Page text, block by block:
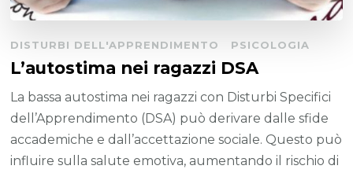
DISTURBI DELL'APPRENDIMENTO PSICOLOGIA
L’autostima nei ragazzi DSA
La bassa autostima nei ragazzi con Disturbi Specifici
dell’Apprendimento (DSA) può derivare dalle sfide
accademiche e dall’accettazione sociale. Questo può
influire sulla salute emotiva, aumentando il rischio di